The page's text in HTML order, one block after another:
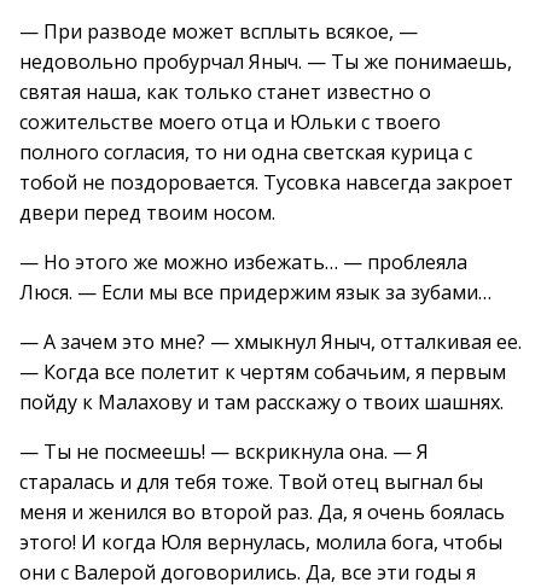
— При разводе может всплыть всякое, —
недовольно пробурчал Яныч. — Ты же понимаешь,
святая наша, как только станет известно о
сожительстве моего отца и Юльки с твоего
полного согласия, то ни одна светская курица с
тобой не поздоровается. Тусовка навсегда закроет
двери перед твоим носом.
— Но этого же можно избежать… — проблеяла
Люся. — Если мы все придержим язык за зубами…
— А зачем это мне? — хмыкнул Яныч, отталкивая ее.
— Когда все полетит к чертям собачьим, я первым
пойду к Малахову и там расскажу о твоих шашнях.
— Ты не посмеешь! — вскрикнула она. — Я
старалась и для тебя тоже. Твой отец выгнал бы
меня и женился во второй раз. Да, я очень боялась
этого! И когда Юля вернулась, молила бога, чтобы
они с Валерой договорились. Да, все эти годы я